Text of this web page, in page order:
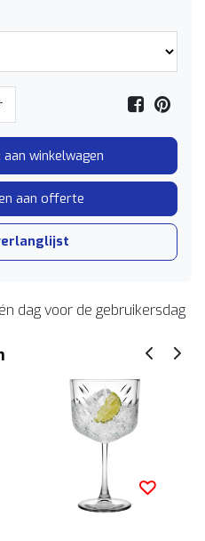
winkelwagen
aan offerte
dag voor de gebruikersdag